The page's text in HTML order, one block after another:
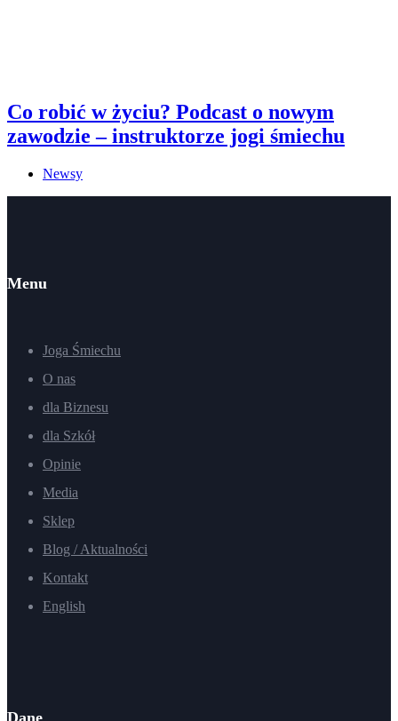
Co robić w życiu? Podcast o nowym
zawodzie – instruktorze jogi śmiechu
Newsy
Menu
Joga Śmiechu
O nas
dla Biznesu
dla Szkół
Opinie
Media
Sklep
Blog / Aktualności
Kontakt
English